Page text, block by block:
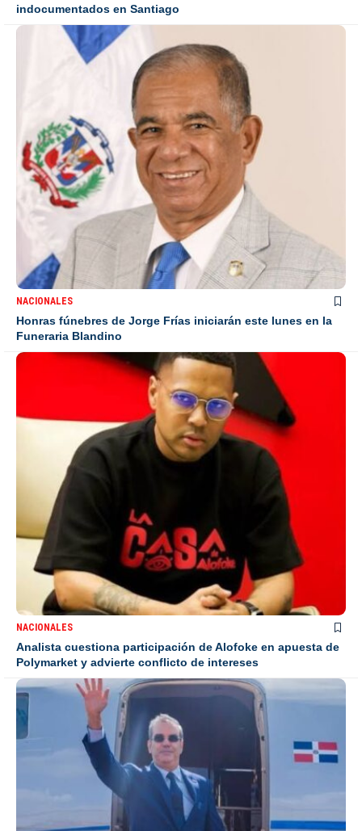
indocumentados en Santiago
NACIONALES
Honras fúnebres de Jorge Frías iniciarán este lunes en la
Funeraria Blandino
NACIONALES
Analista cuestiona participación de Alofoke en apuesta de
Polymarket y advierte conflicto de intereses